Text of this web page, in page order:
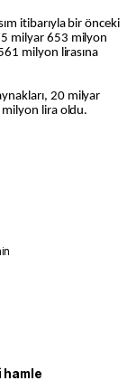
itibarıyla bir önceki
milyar 653 milyon
milyon lirasına
20 milyar
lira oldu.
hamle